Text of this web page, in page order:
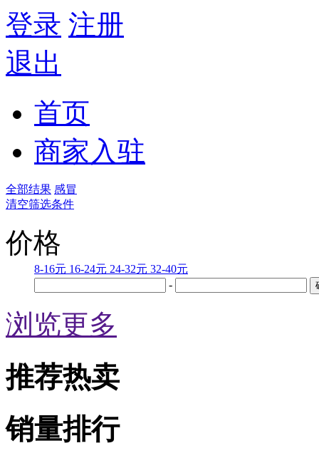
登录 注册
退出
首页
商家入驻
全部结果 感冒
清空筛选条件
价格
8-16元 16-24元 24-32元 32-40元
-
浏览更多
推荐热卖
销量排行